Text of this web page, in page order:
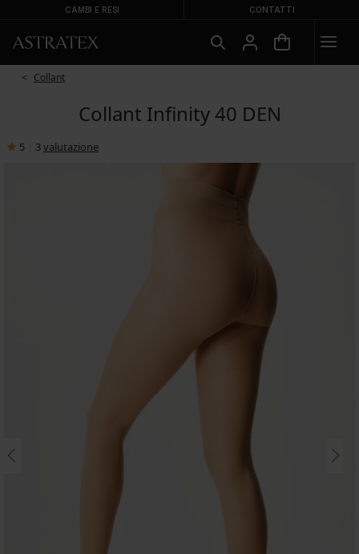
CAMBI E RESI CONTATTI
Collant
Collant Infinity 40 DEN
5 3valutazione